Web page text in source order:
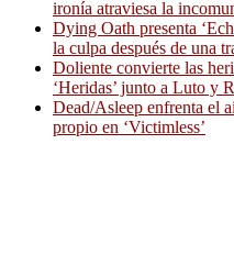
ironía atraviesa la
Dying Oath presenta
la culpa después de una
Doliente convierte las
‘Heridas’ junto a Luto y
Dead/Asleep enfrenta el
propio en ‘Victimless’